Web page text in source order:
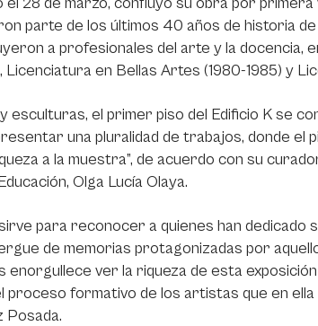
parte de los últimos 40 años de historia
a profesionales del arte y la docencia,
Licenciatura en Bellas Artes (1980-1985) y
esculturas, el primer piso del Edificio K se
una pluralidad de trabajos, donde el
a la muestra”, de acuerdo con su
Olga Lucía Olaya.
para reconocer a quienes han dedicado
de memorias protagonizadas por
enorgullece ver la riqueza de esta
proceso formativo de los artistas que en ella
Posada.